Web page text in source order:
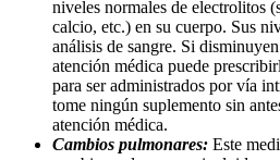
niveles normales de electrolitos
calcio, etc.) en su cuerpo. Sus
análisis de sangre. Si
atención médica puede
para ser administrados por vía
tome ningún suplemento sin
atención médica.
Cambios pulmonares: Este